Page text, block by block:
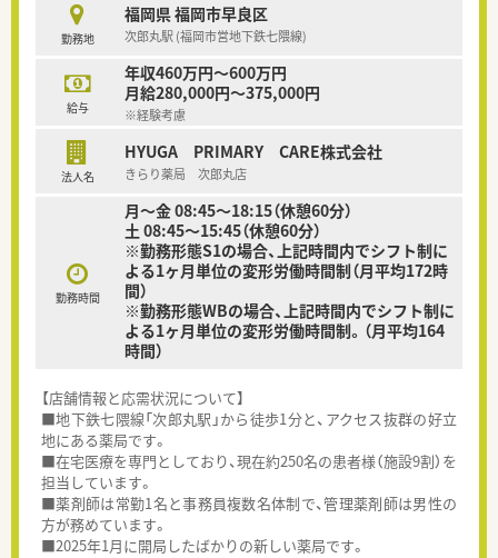
勤務地
福岡県 福岡市早良区
次郎丸駅 (福岡市営地下鉄七隈線)
給与
年収460万円～600万円
月給280,000円～375,000円
※経験考慮
法人名
HYUGA PRIMARY CARE株式会社
きらり薬局 次郎丸店
勤務時間
月～金 08:45～18:15（休憩60分）
土 08:45～15:45（休憩60分）
※勤務形態S1の場合、上記時間内でシフト制に
よる1ヶ月単位の変形労働時間制（月平均172時
間）
※勤務形態WBの場合、上記時間内でシフト制に
よる1ヶ月単位の変形労働時間制。（月平均164
時間）
【店舗情報と応需状況について】
■地下鉄七隈線「次郎丸駅」から徒歩1分と、アクセス抜群の好立
地にある薬局です。
■在宅医療を専門としており、現在約250名の患者様（施設9割）を
担当しています。
■薬剤師は常勤1名と事務員複数名体制で、管理薬剤師は男性の
方が務めています。
■2025年1月に開局したばかりの新しい薬局です。